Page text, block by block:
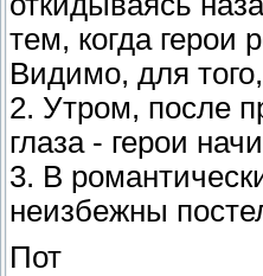
тем, когда герои
Видимо, для
2. Утром, после
глаза - герои
3. В
неизбежны
Пот